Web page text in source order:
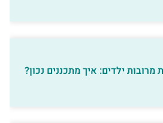
ילדים: איך מתכננים נכון?